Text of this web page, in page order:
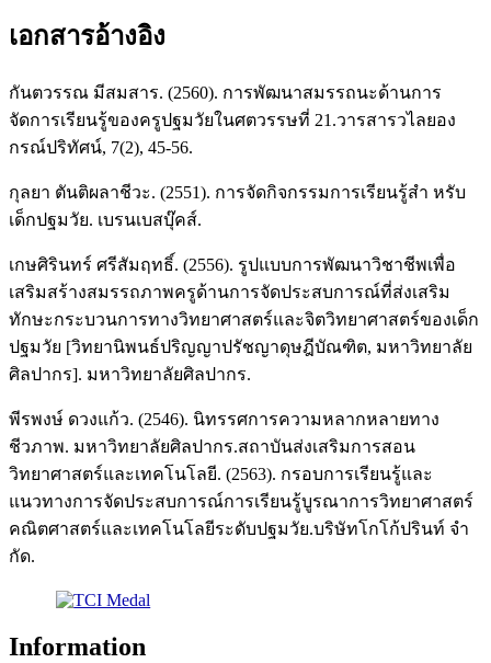
เอกสารอ้างอิง
กันตวรรณ มีสมสาร. (2560). การพัฒนาสมรรถนะด้านการ
จัดการเรียนรู้ของครูปฐมวัยในศตวรรษที่ 21.วารสารวไลยอง
กรณ์ปริทัศน์, 7(2), 45-56.
กุลยา ตันติผลาชีวะ. (2551). การจัดกิจกรรมการเรียนรู้สำ หรับ
เด็กปฐมวัย. เบรนเบสบุ๊คส์.
เกษศิรินทร์ ศรีสัมฤทธิ์. (2556). รูปแบบการพัฒนาวิชาชีพเพื่อ
เสริมสร้างสมรรถภาพครูด้านการจัดประสบการณ์ที่ส่งเสริม
ทักษะกระบวนการทางวิทยาศาสตร์และจิตวิทยาศาสตร์ของเด็ก
ปฐมวัย [วิทยานิพนธ์ปริญญาปรัชญาดุษฎีบัณฑิต, มหาวิทยาลัย
ศิลปากร]. มหาวิทยาลัยศิลปากร.
พีรพงษ์ ดวงแก้ว. (2546). นิทรรศการความหลากหลายทาง
ชีวภาพ. มหาวิทยาลัยศิลปากร.สถาบันส่งเสริมการสอน
วิทยาศาสตร์และเทคโนโลยี. (2563). กรอบการเรียนรู้และ
แนวทางการจัดประสบการณ์การเรียนรู้บูรณาการวิทยาศาสตร์
คณิตศาสตร์และเทคโนโลยีระดับปฐมวัย.บริษัทโกโก้ปรินท์ จำ
กัด.
Information